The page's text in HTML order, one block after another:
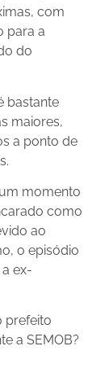
com
para a
do
bastante
maiores,
a ponto de
momento
como
ao
o episódio
ex-
prefeito
a SEMOB?